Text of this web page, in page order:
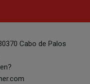
Cabo de Palos